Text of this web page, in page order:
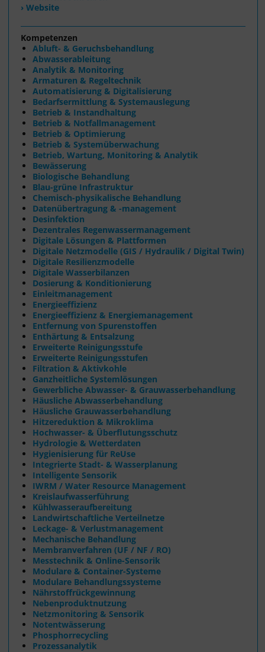
› Website
Kompetenzen
Abluft- & Geruchsbehandlung
Abwasserableitung
Analytik & Monitoring
Armaturen & Regeltechnik
Automatisierung & Digitalisierung
Bedarfsermittlung & Systemauslegung
Betrieb & Instandhaltung
Betrieb & Notfallmanagement
Betrieb & Optimierung
Betrieb & Systemüberwachung
Betrieb, Wartung, Monitoring & Analytik
Bewässerung
Biologische Behandlung
Blau-grüne Infrastruktur
Chemisch-physikalische Behandlung
Datenübertragung & -management
Desinfektion
Dezentrales Regenwassermanagement
Digitale Lösungen & Plattformen
Digitale Netzmodelle (GIS / Hydraulik / Digital Twin)
Digitale Resilienzmodelle
Digitale Wasserbilanzen
Dosierung & Konditionierung
Einleitmanagement
Energieeffizienz
Energieeffizienz & Energiemanagement
Entfernung von Spurenstoffen
Enthärtung & Entsalzung
Erweiterte Reinigungsstufe
Erweiterte Reinigungsstufen
Filtration & Aktivkohle
Ganzheitliche Systemlösungen
Gewerbliche Abwasser- & Grauwasserbehandlung
Häusliche Abwasserbehandlung
Häusliche Grauwasserbehandlung
Hitzereduktion & Mikroklima
Hochwasser- & Überflutungsschutz
Hydrologie & Wetterdaten
Hygienisierung für ReUse
Integrierte Stadt- & Wasserplanung
Intelligente Sensorik
IWRM / Water Resource Management
Kreislaufwasserführung
Kühlwasseraufbereitung
Landwirtschaftliche Verteilnetze
Leckage- & Verlustmanagement
Mechanische Behandlung
Membranverfahren (UF / NF / RO)
Messtechnik & Online-Sensorik
Modulare & Container-Systeme
Modulare Behandlungssysteme
Nährstoffrückgewinnung
Nebenproduktnutzung
Netzmonitoring & Sensorik
Notentwässerung
Phosphorrecycling
Prozessanalytik